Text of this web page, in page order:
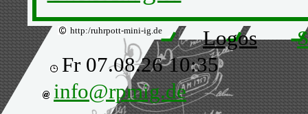
http:/ruhrpott-mini-ig.de Logos
Fr 07.08.26 10:35
info@rpmig.de